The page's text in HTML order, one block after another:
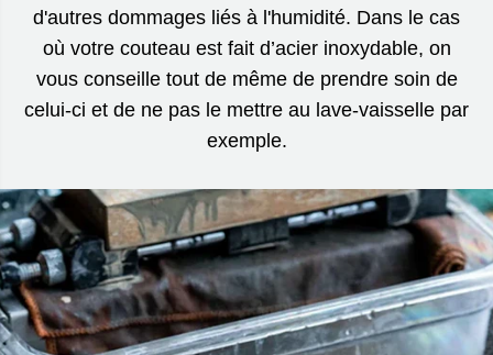
d'autres dommages liés à l'humidité. Dans le cas
où votre couteau est fait d’acier inoxydable, on
vous conseille tout de même de prendre soin de
celui-ci et de ne pas le mettre au lave-vaisselle par
exemple.